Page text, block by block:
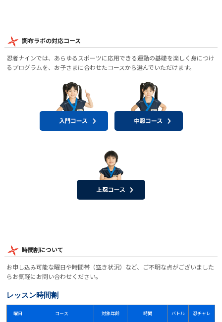
調布ラボの対応コース
忍者ナインでは、あらゆるスポーツに応用できる運動の基礎を楽しく身につけ
るプログラムを、お子さまに合わせたコースから選んでいただけます。
時間割について
お申し込み可能な曜日や時間帯（空き状況）など、ご不明な点がございました
らお気軽にお問い合わせください。
レッスン時間割
曜日 コース 対象年齢 時間 バトル 忍チャレ